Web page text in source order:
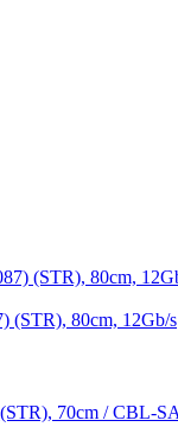
(STR), 80cm, 12Gb/s